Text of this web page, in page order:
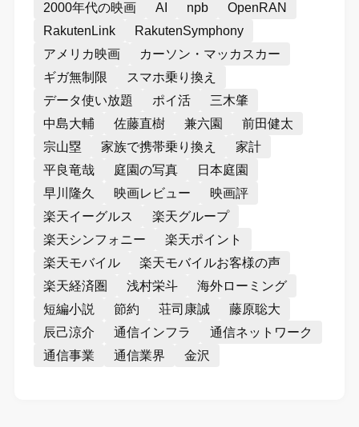
2000年代の映画 AI npb
OpenRAN
RakutenLink
RakutenSymphony
アメリカ映画
カーソン・マッカスカー
ギガ無制限
スマホ乗り換え
データ使い放題
ポイ活
三木肇
中島大輔
佐藤直樹 兼六園
前田健太
宗山塁
家族で携帯乗り換え
家計
平良竜哉
庭園の写真
日本庭園
早川隆久
映画レビュー
映画評
楽天イーグルス
楽天グループ
楽天シンフォニー
楽天ポイント
楽天モバイル
楽天モバイルお客様の声
楽天経済圏
浅村栄斗
海外ローミング
短編小説
節約 荘司康誠
藤原聡大
辰己涼介
通信インフラ
通信ネットワーク
通信事業
通信業界 金沢